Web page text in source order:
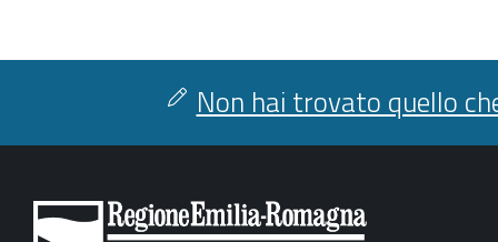
Non hai trovato quello